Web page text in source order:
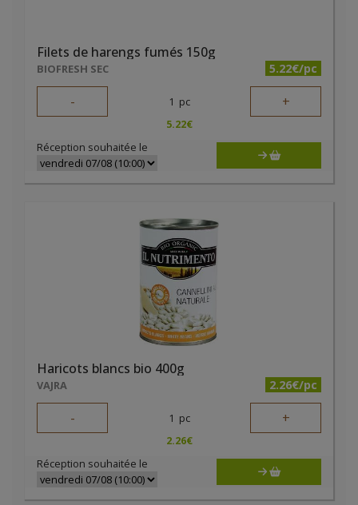
Filets de harengs fumés 150g
BIOFRESH SEC 5.22€/pc
- 1 pc +
5.22€
Réception souhaitée le
Haricots blancs bio 400g
VAJRA 2.26€/pc
- 1 pc +
2.26€
Réception souhaitée le